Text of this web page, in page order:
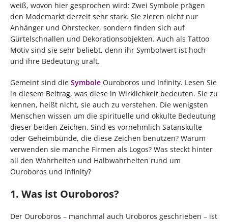
weiß, wovon hier gesprochen wird: Zwei Symbole prägen
den Modemarkt derzeit sehr stark. Sie zieren nicht nur
Anhänger und Ohrstecker, sondern finden sich auf
Gürtelschnallen und Dekorationsobjekten. Auch als Tattoo
Motiv sind sie sehr beliebt, denn ihr Symbolwert ist hoch
und ihre Bedeutung uralt.
Gemeint sind die Symbole Ouroboros und Infinity. Lesen Sie
in diesem Beitrag, was diese in Wirklichkeit bedeuten. Sie zu
kennen, heißt nicht, sie auch zu verstehen. Die wenigsten
Menschen wissen um die spirituelle und okkulte Bedeutung
dieser beiden Zeichen. Sind es vornehmlich Satanskulte
oder Geheimbünde, die diese Zeichen benutzen? Warum
verwenden sie manche Firmen als Logos? Was steckt hinter
all den Wahrheiten und Halbwahrheiten rund um
Ouroboros und Infinity?
1. Was ist Ouroboros?
Der Ouroboros – manchmal auch Uroboros geschrieben – ist